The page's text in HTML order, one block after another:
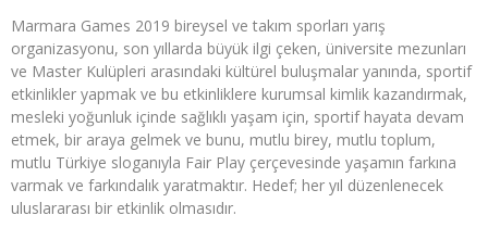
Marmara Games 2019 bireysel ve takım sporları yarış
organizasyonu, son yıllarda büyük ilgi çeken, üniversite mezunları
ve Master Kulüpleri arasındaki kültürel buluşmalar yanında, sportif
etkinlikler yapmak ve bu etkinliklere kurumsal kimlik kazandırmak,
mesleki yoğunluk içinde sağlıklı yaşam için, sportif hayata devam
etmek, bir araya gelmek ve bunu, mutlu birey, mutlu toplum,
mutlu Türkiye sloganıyla Fair Play çerçevesinde yaşamın farkına
varmak ve farkındalık yaratmaktır. Hedef; her yıl düzenlenecek
uluslararası bir etkinlik olmasıdır.